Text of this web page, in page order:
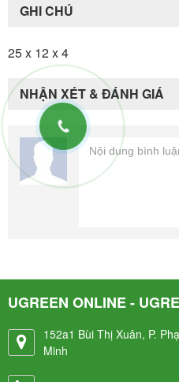
GHI CHÚ
25 x 12 x 4
NHẬN XÉT & ĐÁNH GIÁ
UGREEN ONLINE -
152a1 Bùi Thị Xuân, P.
Minh